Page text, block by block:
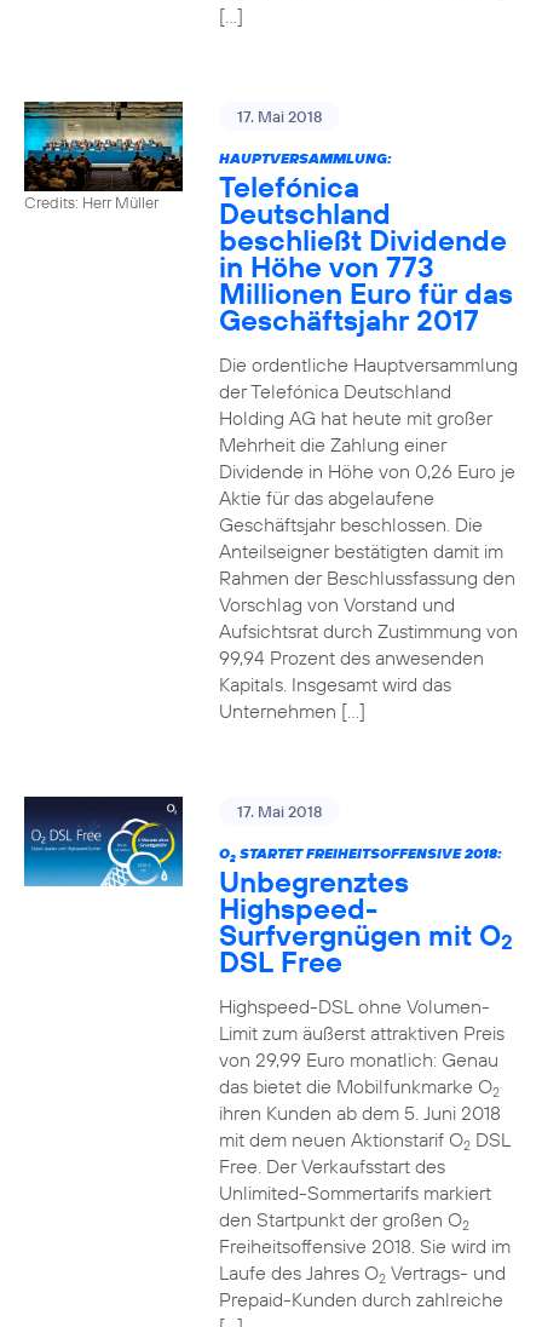
[…]
Credits: Herr Müller
17. Mai 2018
HAUPTVERSAMMLUNG:
Telefónica
Deutschland
beschließt Dividende
in Höhe von 773
Millionen Euro für das
Geschäftsjahr 2017
Die ordentliche Hauptversammlung
der Telefónica Deutschland
Holding AG hat heute mit großer
Mehrheit die Zahlung einer
Dividende in Höhe von 0,26 Euro je
Aktie für das abgelaufene
Geschäftsjahr beschlossen. Die
Anteilseigner bestätigten damit im
Rahmen der Beschlussfassung den
Vorschlag von Vorstand und
Aufsichtsrat durch Zustimmung von
99,94 Prozent des anwesenden
Kapitals. Insgesamt wird das
Unternehmen […]
17. Mai 2018
O2STARTET FREIHEITSOFFENSIVE 2018:
Unbegrenztes
Highspeed-
Surfvergnügen mit O2
DSL Free
Highspeed-DSL ohne Volumen-
Limit zum äußerst attraktiven Preis
von 29,99 Euro monatlich: Genau
das bietet die Mobilfunkmarke O2
ihren Kunden ab dem 5. Juni 2018
mit dem neuen Aktionstarif O2DSL
Free. Der Verkaufsstart des
Unlimited-Sommertarifs markiert
den Startpunkt der großen O2
Freiheitsoffensive 2018. Sie wird im
Laufe des Jahres O2Vertrags- und
Prepaid-Kunden durch zahlreiche